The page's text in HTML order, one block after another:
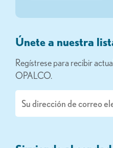
Únete a nuestra
Regístrese para recibir
OPALCO.
electrónico